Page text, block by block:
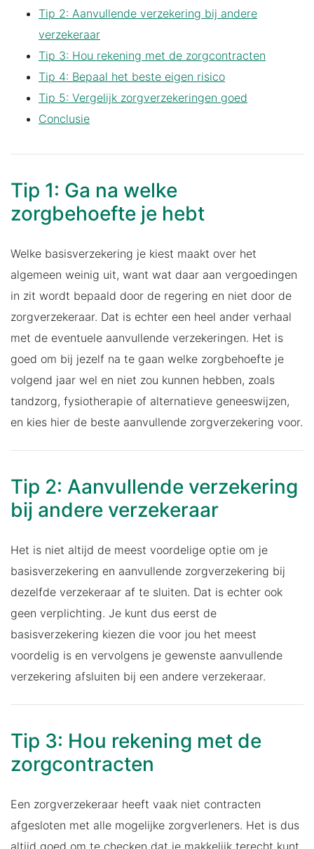
Tip 2: Aanvullende verzekering bij andere
verzekeraar
Tip 3: Hou rekening met de zorgcontracten
Tip 4: Bepaal het beste eigen risico
Tip 5: Vergelijk zorgverzekeringen goed
Conclusie
Tip 1: Ga na welke
zorgbehoefte je hebt
Welke basisverzekering je kiest maakt over het
algemeen weinig uit, want wat daar aan vergoedingen
in zit wordt bepaald door de regering en niet door de
zorgverzekeraar. Dat is echter een heel ander verhaal
met de eventuele aanvullende verzekeringen. Het is
goed om bij jezelf na te gaan welke zorgbehoefte je
volgend jaar wel en niet zou kunnen hebben, zoals
tandzorg, fysiotherapie of alternatieve geneeswijzen,
en kies hier de beste aanvullende zorgverzekering voor.
Tip 2: Aanvullende verzekering
bij andere verzekeraar
Het is niet altijd de meest voordelige optie om je
basisverzekering en aanvullende zorgverzekering bij
dezelfde verzekeraar af te sluiten. Dat is echter ook
geen verplichting. Je kunt dus eerst de
basisverzekering kiezen die voor jou het meest
voordelig is en vervolgens je gewenste aanvullende
verzekering afsluiten bij een andere verzekeraar.
Tip 3: Hou rekening met de
zorgcontracten
Een zorgverzekeraar heeft vaak niet contracten
afgesloten met alle mogelijke zorgverleners. Het is dus
altijd goed om te checken dat je makkelijk terecht kunt